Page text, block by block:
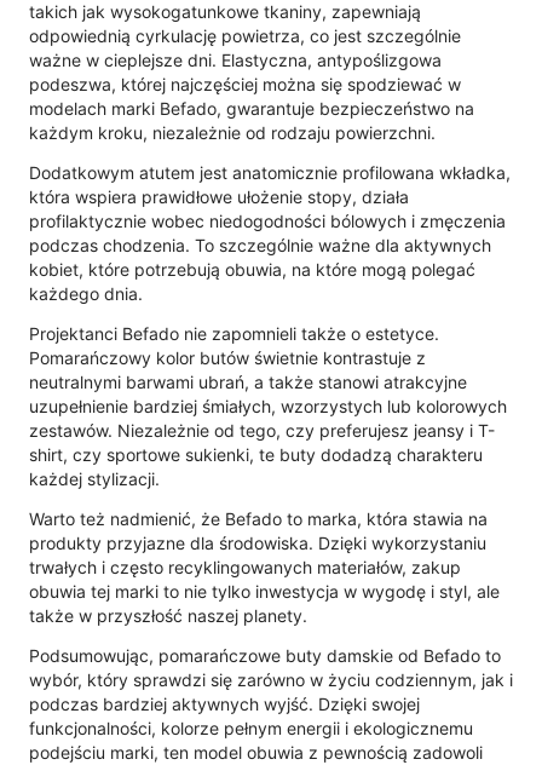
takich jak wysokogatunkowe tkaniny, zapewniają
odpowiednią cyrkulację powietrza, co jest szczególnie
ważne w cieplejsze dni. Elastyczna, antypoślizgowa
podeszwa, której najczęściej można się spodziewać w
modelach marki Befado, gwarantuje bezpieczeństwo na
każdym kroku, niezależnie od rodzaju powierzchni.
Dodatkowym atutem jest anatomicznie profilowana wkładka,
która wspiera prawidłowe ułożenie stopy, działa
profilaktycznie wobec niedogodności bólowych i zmęczenia
podczas chodzenia. To szczególnie ważne dla aktywnych
kobiet, które potrzebują obuwia, na które mogą polegać
każdego dnia.
Projektanci Befado nie zapomnieli także o estetyce.
Pomarańczowy kolor butów świetnie kontrastuje z
neutralnymi barwami ubrań, a także stanowi atrakcyjne
uzupełnienie bardziej śmiałych, wzorzystych lub kolorowych
zestawów. Niezależnie od tego, czy preferujesz jeansy i T-
shirt, czy sportowe sukienki, te buty dodadzą charakteru
każdej stylizacji.
Warto też nadmienić, że Befado to marka, która stawia na
produkty przyjazne dla środowiska. Dzięki wykorzystaniu
trwałych i często recyklingowanych materiałów, zakup
obuwia tej marki to nie tylko inwestycja w wygodę i styl, ale
także w przyszłość naszej planety.
Podsumowując, pomarańczowe buty damskie od Befado to
wybór, który sprawdzi się zarówno w życiu codziennym, jak i
podczas bardziej aktywnych wyjść. Dzięki swojej
funkcjonalności, kolorze pełnym energii i ekologicznemu
podejściu marki, ten model obuwia z pewnością zadowoli